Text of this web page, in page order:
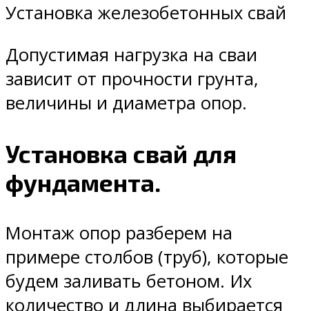
Установка железобетонных свай
Допустимая нагрузка на сваи
зависит от прочности грунта,
величины и диаметра опор.
Установка свай для
фундамента.
Монтаж опор разберем на
примере столбов (труб), которые
будем заливать бетоном. Их
количество и длина выбирается